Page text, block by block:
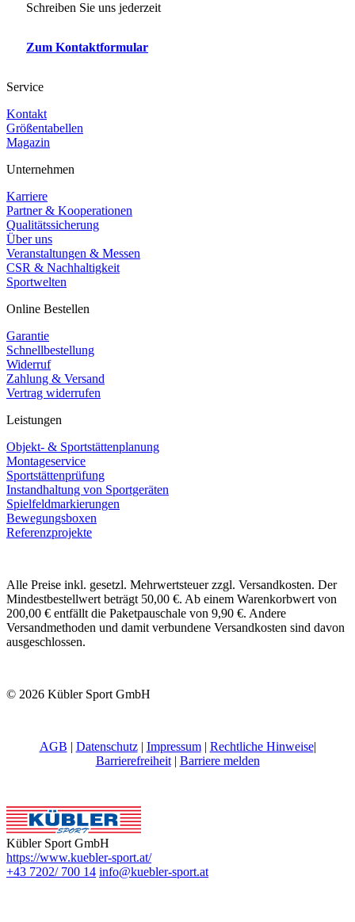
Schreiben Sie uns jederzeit
Zum Kontaktformular
Service
Kontakt
Größentabellen
Magazin
Unternehmen
Karriere
Partner & Kooperationen
Qualitätssicherung
Über uns
Veranstaltungen & Messen
CSR & Nachhaltigkeit
Sportwelten
Online Bestellen
Garantie
Schnellbestellung
Widerruf
Zahlung & Versand
Vertrag widerrufen
Leistungen
Objekt- & Sportstättenplanung
Montageservice
Sportstättenprüfung
Instandhaltung von Sportgeräten
Spielfeldmarkierungen
Bewegungsboxen
Referenzprojekte
Alle Preise inkl. gesetzl. Mehrwertsteuer zzgl. Versandkosten. Der
Mindestbestellwert beträgt 50,00 €. Ab einem Warenkorbwert von
200,00 € entfällt die Paketpauschale von 9,90 €. Andere
Versandmethoden und damit verbundene Versandkosten sind davon
ausgeschlossen.
© 2026 Kübler Sport GmbH
AGB | Datenschutz| Impressum| Rechtliche Hinweise|
Barrierefreiheit| Barriere melden
Kübler Sport GmbH
https://www.kuebler-sport.at/
+43 7202/ 700 14 info@kuebler-sport.at